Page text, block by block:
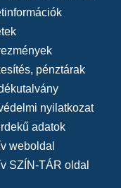
pénztárak
nyilatkozat
adatok
weboldal
SZÍN-TÁR oldal